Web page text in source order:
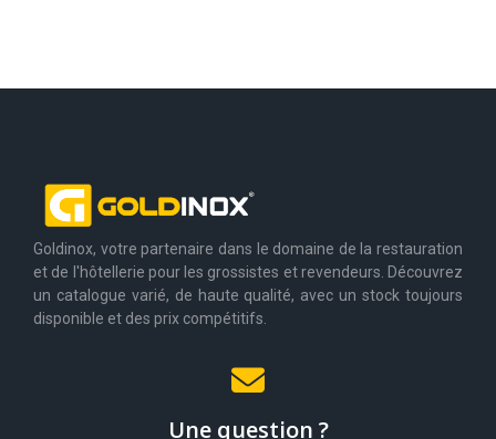
Goldinox, votre partenaire dans le domaine de la restauration
et de l'hôtellerie pour les grossistes et revendeurs. Découvrez
un catalogue varié, de haute qualité, avec un stock toujours
disponible et des prix compétitifs.
Une question ?